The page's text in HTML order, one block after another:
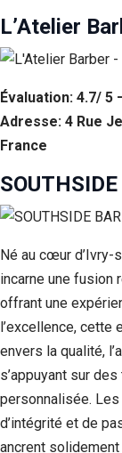
L’Atelier
Évaluation: 4.7/ 5
Adresse: 4 Rue
France
Né au cœur d’Ivry-
incarne une fusion
offrant une
l’excellence, cette
envers la qualité,
s’appuyant sur
personnalisée.
d’intégrité et de
ancrent